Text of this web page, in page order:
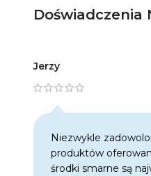
Doświadczenia
Jerzy
Niezwykle
produktów
środki smarne są